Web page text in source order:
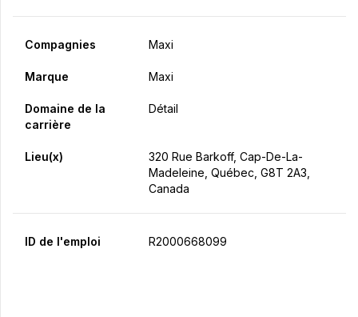
Compagnies Maxi
Marque Maxi
Domaine de la
carrière
Détail
Lieu(x)
320 Rue Barkoff, Cap-De-La-
Madeleine, Québec, G8T 2A3,
Canada
ID de l'emploi R2000668099